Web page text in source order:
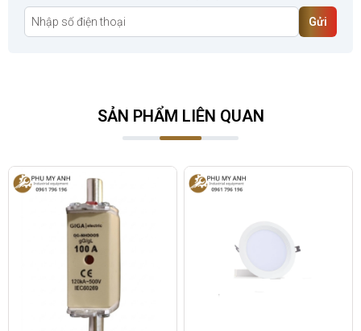
Gửi
SẢN PHẨM LIÊN QUAN